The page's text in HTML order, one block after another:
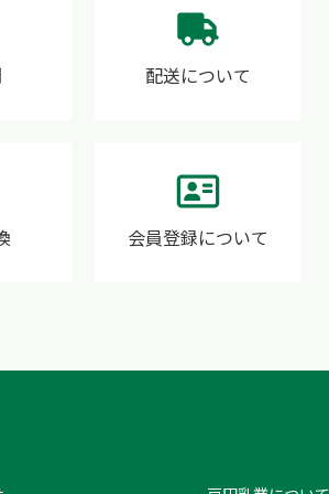
配送について
会員登録について